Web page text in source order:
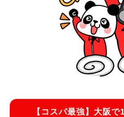
【コスパ最強】大阪